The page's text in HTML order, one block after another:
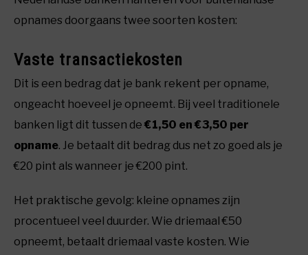
opnames doorgaans twee soorten kosten:
Vaste transactiekosten
Dit is een bedrag dat je bank rekent per opname,
ongeacht hoeveel je opneemt. Bij veel traditionele
banken ligt dit tussen de €1,50 en €3,50 per
opname. Je betaalt dit bedrag dus net zo goed als je
€20 pint als wanneer je €200 pint.
Het praktische gevolg: kleine opnames zijn
procentueel veel duurder. Wie driemaal €50
opneemt, betaalt driemaal vaste kosten. Wie